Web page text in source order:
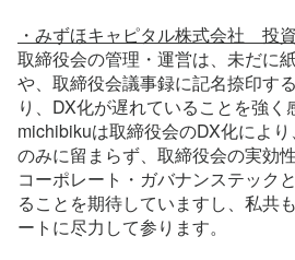
・みずほキャピタル株式会社　投
取締役会の管理・運営は、未だに
や、取締役会議事録に記名捺印す
り、DX化が遅れていることを強く
michibikuは取締役会のDX化によ
のみに留まらず、取締役会の実効
コーポレート・ガバナンステック
ることを期待していますし、私共
ートに尽力して参ります。